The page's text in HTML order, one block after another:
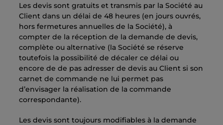
Les devis sont gratuits et transmis par la Société au
Client dans un délai de 48 heures (en jours ouvrés,
hors fermetures annuelles de la Société), à
compter de la réception de la demande de devis,
complète ou alternative (la Société se réserve
toutefois la possibilité de décaler ce délai ou
encore de de pas adresser de devis au Client si son
carnet de commande ne lui permet pas
d’envisager la réalisation de la commande
correspondante).
Les devis sont toujours modifiables à la demande